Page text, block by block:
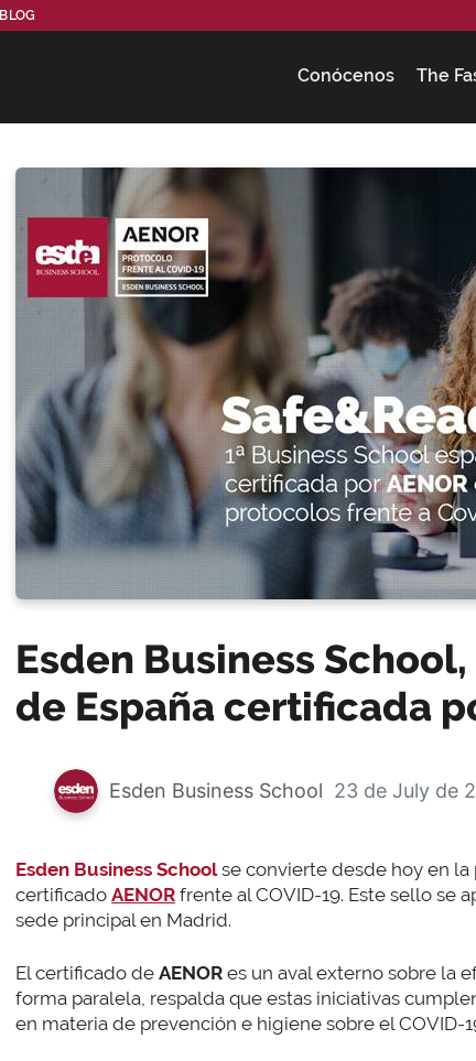
BLOG
Conócenos The
Esden Business
de España certificada
Esden Business School 23 de July de
Esden Business School se convierte desde hoy en la
certificado AENOR frente al COVID-19. Este sello se
sede principal en Madrid.
El certificado de AENOR es un aval externo sobre la
forma paralela, respalda que estas iniciativas
en materia de prevención e higiene sobre el COVID-